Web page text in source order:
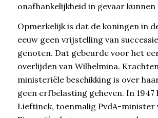
onafhankelijkheid in gevaar kunnen
Opmerkelijk is dat de koningen in
eeuw geen vrijstelling van
genoten. Dat gebeurde voor het
overlijden van Wilhelmina.
ministeriële beschikking is over
geen erfbelasting geheven. In 1947
Lieftinck, toenmalig PvdA-minister